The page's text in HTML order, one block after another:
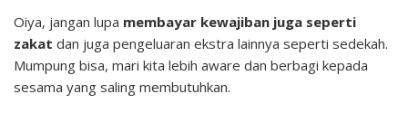
Oiya, jangan lupa membayar kewajiban juga seperti
zakat dan juga pengeluaran ekstra lainnya seperti sedekah.
Mumpung bisa, mari kita lebih aware dan berbagi kepada
sesama yang saling membutuhkan.